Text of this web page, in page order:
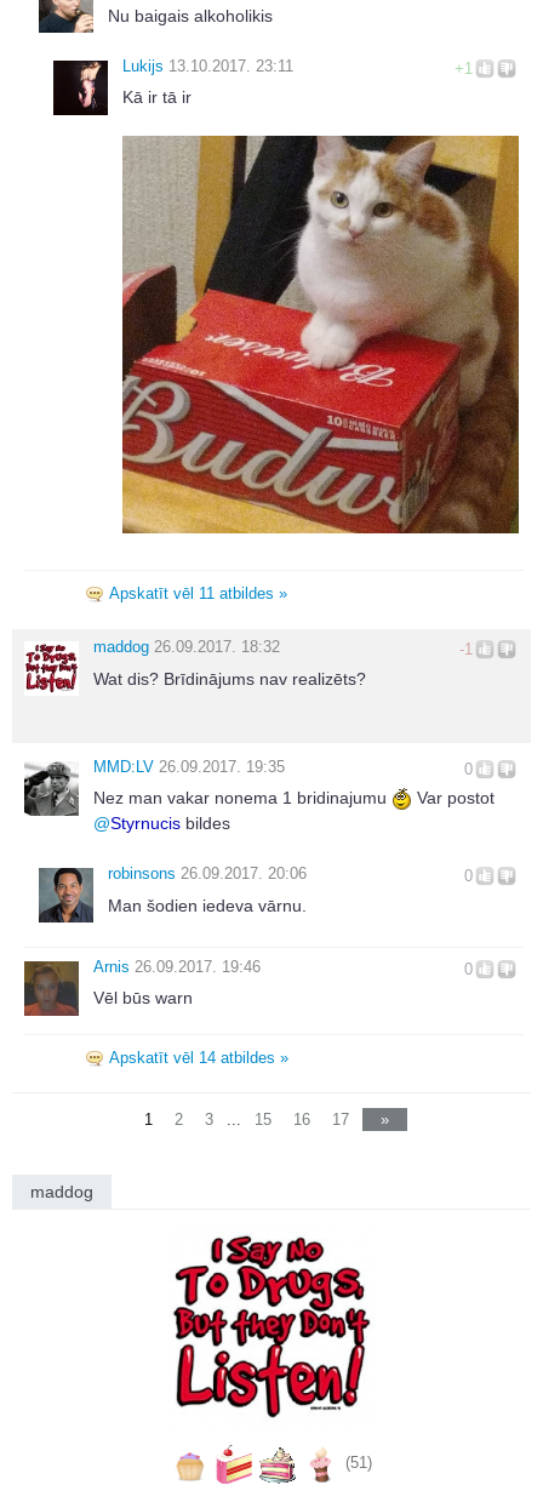
Nu baigais alkoholikis
+1
Lukijs 13.10.2017. 23:11
Kā ir tā ir
Apskatīt vēl 11 atbildes »
-1
maddog 26.09.2017. 18:32
Wat dis? Brīdinājums nav realizēts?
0
MMD:LV 26.09.2017. 19:35
Nez man vakar nonema 1 bridinajumu
Var postot
@Styrnucis bildes
0
robinsons 26.09.2017. 20:06
Man šodien iedeva vārnu.
0
Arnis 26.09.2017. 19:46
Vēl būs warn
Apskatīt vēl 14 atbildes »
1 2 3 15 16 17 »
maddog
(51)